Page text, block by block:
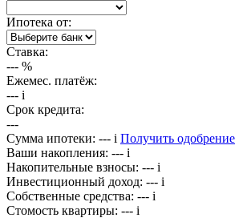
Ипотека от:
Ставка:
--- %
Ежемес. платёж:
--- i
Срок кредита:
---
Сумма ипотеки: --- i Получить одобрение
Ваши накопления: --- i
Накопительные взносы: --- i
Инвестиционный доход: --- i
Собственные средства: --- i
Стомость квартиры: --- i